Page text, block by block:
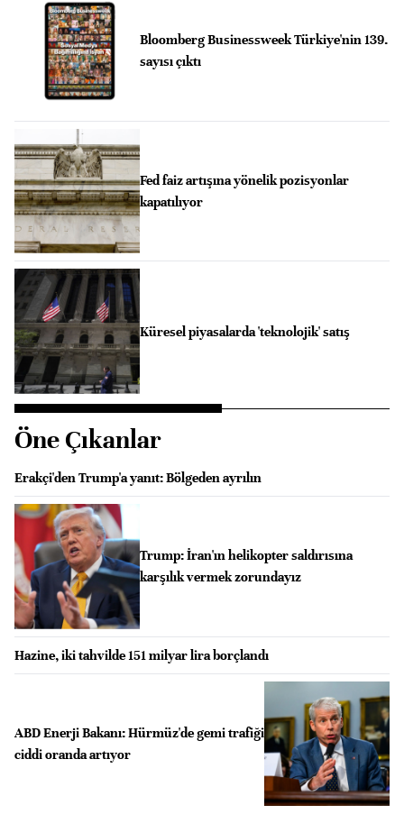
Bloomberg Businessweek Türkiye'nin 139.
sayısı çıktı
Fed faiz artışına yönelik pozisyonlar
kapatılıyor
Küresel piyasalarda 'teknolojik' satış
Öne Çıkanlar
Erakçi'den Trump'a yanıt: Bölgeden ayrılın
Trump: İran'ın helikopter saldırısına
karşılık vermek zorundayız
Hazine, iki tahvilde 151 milyar lira borçlandı
ABD Enerji Bakanı: Hürmüz'de gemi trafiği
ciddi oranda artıyor